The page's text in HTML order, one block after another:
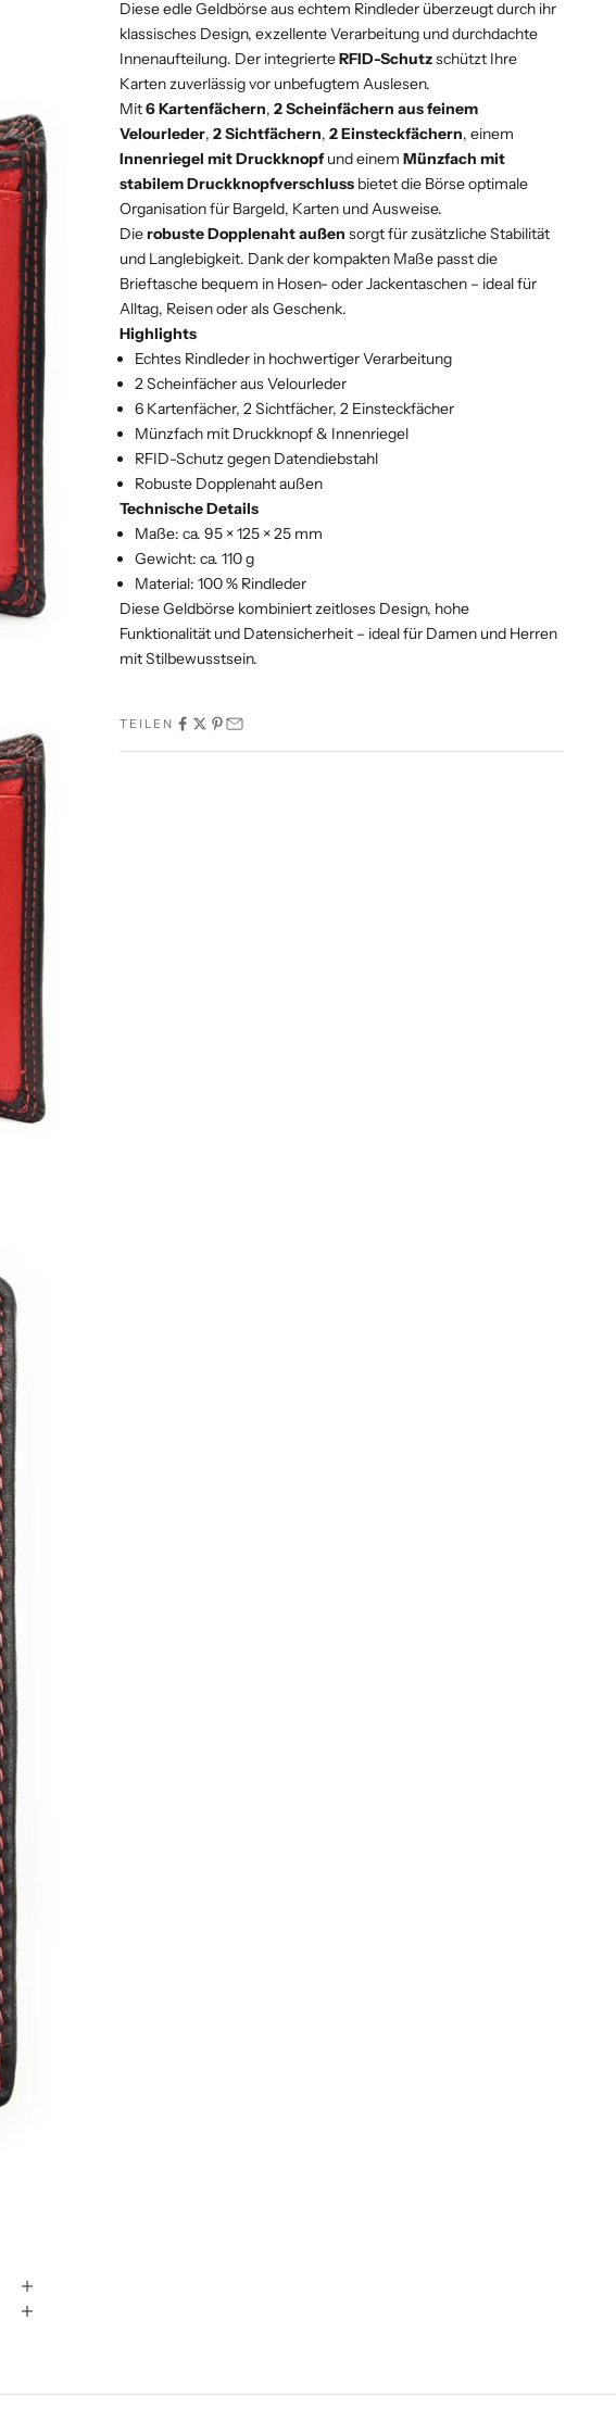
Diese edle Geldbörse aus echtem Rindleder überzeugt durch ihr
klassisches Design, exzellente Verarbeitung und durchdachte
Innenaufteilung. Der integrierteRFID-Schutzschützt Ihre
Karten zuverlässig vor unbefugtem Auslesen.
Mit6 Kartenfächern,2 Scheinfächern aus feinem
Velourleder,2 Sichtfächern,2 Einsteckfächern, einem
Innenriegel mit Druckknopf und einemMünzfach mit
stabilem Druckknopfverschluss bietet die Börse optimale
Organisation für Bargeld, Karten und Ausweise.
Dierobuste Dopplenaht außen sorgt für zusätzliche Stabilität
und Langlebigkeit. Dank der kompakten Maße passt die
Brieftasche bequem in Hosen- oder Jackentaschen – ideal für
Alltag, Reisen oder als Geschenk.
Highlights
Echtes Rindleder in hochwertiger Verarbeitung
2 Scheinfächer aus Velourleder
6 Kartenfächer, 2 Sichtfächer, 2 Einsteckfächer
Münzfach mit Druckknopf & Innenriegel
RFID-Schutz gegen Datendiebstahl
Robuste Dopplenaht außen
Technische Details
Maße: ca. 95 × 125 × 25 mm
Gewicht: ca. 110 g
Material: 100 % Rindleder
Diese Geldbörse kombiniert zeitloses Design, hohe
Funktionalität und Datensicherheit – ideal für Damen und Herren
mit Stilbewusstsein.
TEILEN